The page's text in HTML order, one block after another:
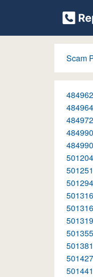
Scam